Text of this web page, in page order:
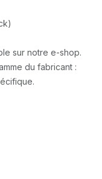
sur notre e-shop.
du fabricant :